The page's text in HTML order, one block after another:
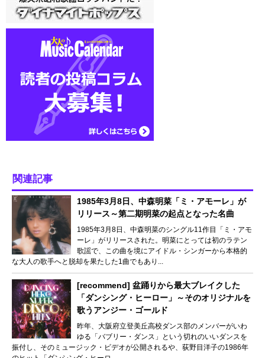
関連記事
1985年3月8日、中森明菜「ミ・アモーレ」が
リリース～第二期明菜の起点となった名曲
1985年3月8日、中森明菜のシングル11作目「ミ・アモ
ーレ」がリリースされた。明菜にとっては初のラテン
歌謡で、この曲を境にアイドル・シンガーから本格的
な大人の歌手へと脱却を果たした1曲でもあり...
[recommend] 盆踊りから最大ブレイクした
「ダンシング・ヒーロー」～そのオリジナルを
歌うアンジー・ゴールド
昨年、大阪府立登美丘高校ダンス部のメンバーがいわ
ゆる「バブリー・ダンス」という切れのいいダンスを
振付し、そのミュージック・ビデオが公開されるや、荻野目洋子の1986年